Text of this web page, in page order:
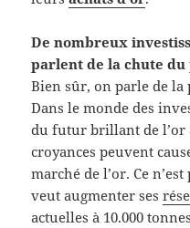
De nombreux
parlent de la chute du
Bien sûr, on parle de la
Dans le monde des
du futur brillant de l’or
croyances peuvent
marché de l’or. Ce
veut augmenter ses
actuelles à 10.000